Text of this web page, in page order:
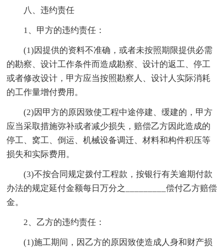
八、违约责任
1、甲方的违约责任：
(1)因提供的资料不准确，或者未按照期限提供必需
的勘察、设计工作条件而造成勘察、设计的返工、停工
或者修改设计，甲方应当按照勘察人、设计人实际消耗
的工作量增付费用。
(2)因甲方的原因致使工程中途停建、缓建的，甲方
应当采取措施弥补或者减少损失，赔偿乙方因此造成的
停工、窝工、倒运、机械设备调迁、材料和构件积压等
损失和实际费用。
(3)不按合同规定拨付工程款，按银行有关逾期付款
办法的规定延付金额每日万分之_________偿付乙方赔偿
金。
2、乙方的违约责任：
(1)施工期间，因乙方的原因致使造成人身和财产损